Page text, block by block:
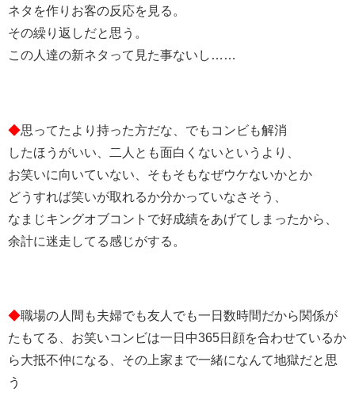
ネタを作りお客の反応を見る。
その繰り返しだと思う。
この人達の新ネタって見た事ないし……
◆思ってたより持った方だな、でもコンビも解消
したほうがいい、二人とも面白くないというより、
お笑いに向いていない、そもそもなぜウケないかとか
どうすれば笑いが取れるか分かっていなさそう、
なまじキングオブコントで好成績をあげてしまったから、
余計に迷走してる感じがする。
◆職場の人間も夫婦でも友人でも一日数時間だから関係が
たもてる、お笑いコンビは一日中365日顔を合わせているか
ら大抵不仲になる、その上家まで一緒になんて地獄だと思
う